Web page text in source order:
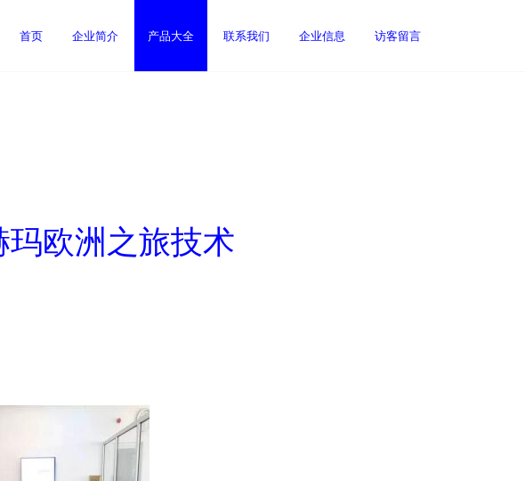
首页 企业简介 产品大全 联系我们 企业信息 访客留言
欧洲之旅技术